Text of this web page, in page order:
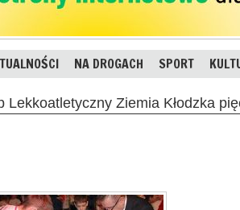
NA DROGACH SPORT
Lekkoatletyczny Ziemia Kłodzka